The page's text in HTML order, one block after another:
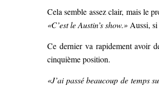
Cela semble assez clair, mais le
«C’est le Austin’s show.» Aussi,
Ce dernier va rapidement avoir
cinquième position.
«J’ai passé beaucoup de temps